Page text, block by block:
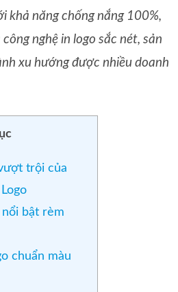
khả năng chống nắng 100%,
nghệ in logo sắc nét, sản
xu hướng được nhiều doanh
trội của
bật rèm
chuẩn màu